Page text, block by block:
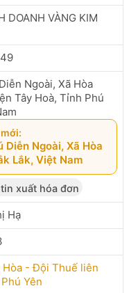
DOANH VÀNG KIM
Ngoài, Xã Hòa
Tây Hoà, Tỉnh Phú
Diễn Ngoài, Xã Hòa
Lắk, Việt Nam
xuất hóa đơn
Hạ
Hòa - Đội Thuế liên
Yên